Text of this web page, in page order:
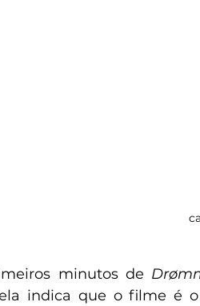
minutos de
indica que o filme é